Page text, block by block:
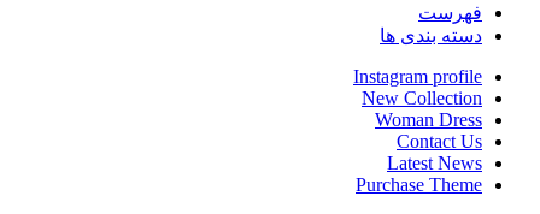
فهرست
دسته بندی ها
Instagram profile
New Collection
Woman Dress
Contact Us
Latest News
Purchase Theme